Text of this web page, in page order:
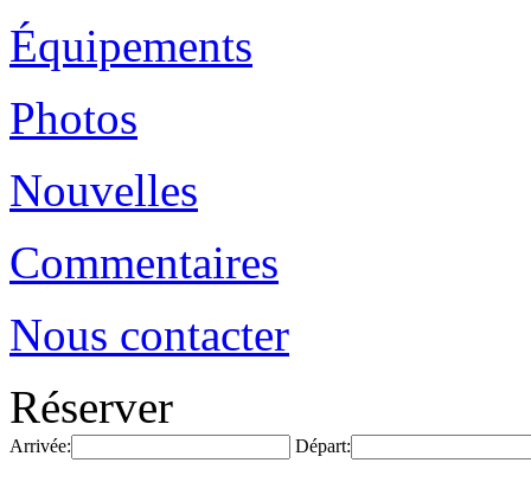
Équipements
Photos
Nouvelles
Commentaires
Nous contacter
Réserver
Arrivée: Départ: